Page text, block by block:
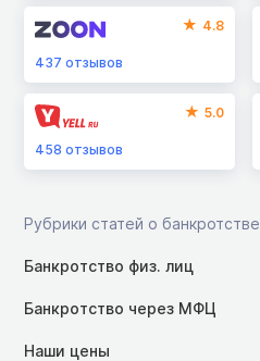
4.8
437 отзывов
5.0
458 отзывов
Рубрики статей о банкротстве
Банкротство физ. лиц
Банкротство через МФЦ
Наши цены